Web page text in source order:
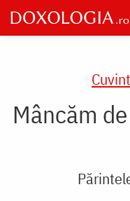
Skip
to
main
Mâncăm